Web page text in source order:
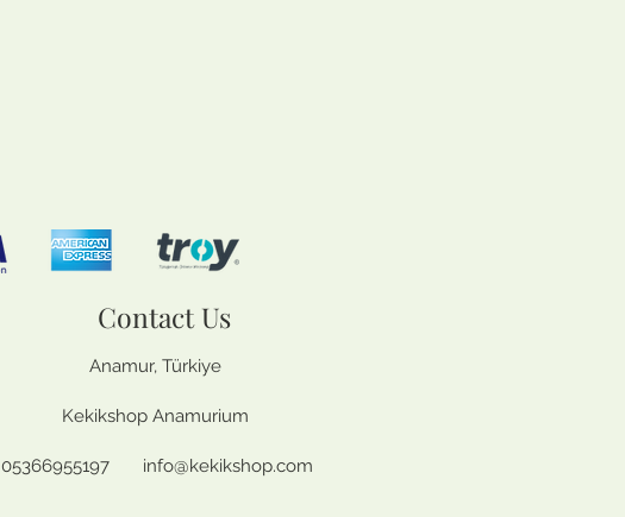
Contact Us
Anamur, Türkiye
Kekikshop Anamurium
05366955197 info@kekikshop.com